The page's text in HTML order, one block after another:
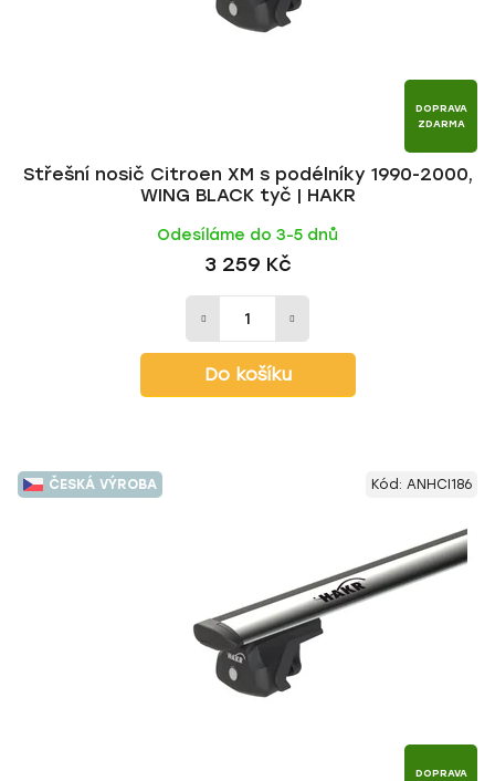
DOPRAVA
ZDARMA
Střešní nosič Citroen XM s podélníky 1990-2000,
WING BLACK tyč | HAKR
Odesíláme do 3-5 dnů
3 259 Kč
Do košíku
ČESKÁ VÝROBA
DOPRAVA
Kód: ANHCI186